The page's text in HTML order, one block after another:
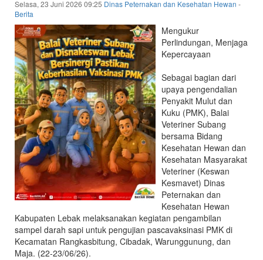
Resmi
Dinas
Peternakan
dan
Kesehatan
Hewan
Kabupaten
Lebak
Selasa, 23 Juni 2026 09:25 Dinas Peternakan dan Kesehatan Hewan -
Berita
Mengukur
Perlindungan, Menjaga
Kepercayaan
Sebagai bagian dari
upaya pengendalian
Penyakit Mulut dan
Kuku (PMK), Balai
Veteriner Subang
bersama Bidang
Kesehatan Hewan dan
Kesehatan Masyarakat
Veteriner (Keswan
Kesmavet) Dinas
Peternakan dan
Kesehatan Hewan
Kabupaten Lebak melaksanakan kegiatan pengambilan
sampel darah sapi untuk pengujian pascavaksinasi PMK di
Kecamatan Rangkasbitung, Cibadak, Warunggunung, dan
Maja. (22-23/06/26).